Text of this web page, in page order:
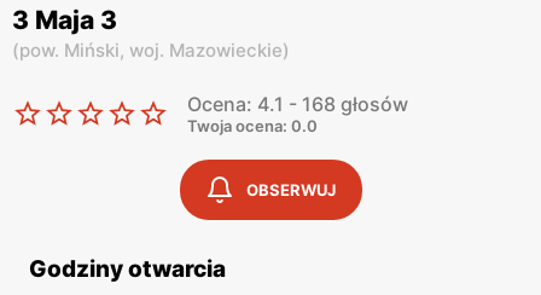
3 Maja 3
(pow. Miński, woj. Mazowieckie)
Ocena: 4.1 - 168 głosów
Twoja ocena: 0.0
OBSERWUJ
Godziny otwarcia